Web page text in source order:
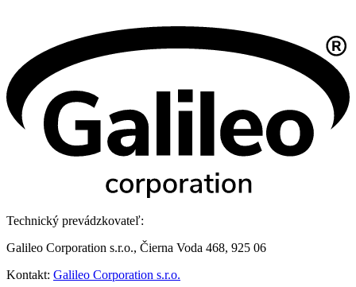
Technický prevádzkovateľ:
Galileo Corporation s.r.o., Čierna Voda 468, 925 06
Kontakt: Galileo Corporation s.r.o.